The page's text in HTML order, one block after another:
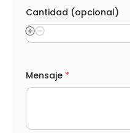
n
c
o
o
d
u
o
Cantidad (opcional)
Mensaje *